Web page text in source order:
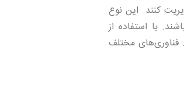
کنند. این نوع
با استفاده از
فناوری‌های مختلف